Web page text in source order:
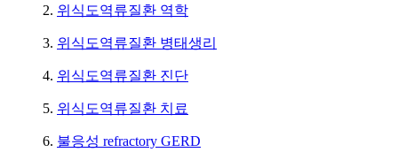
2. 위식도역류질환 역학
3. 위식도역류질환 병태생리
4. 위식도역류질환 진단
5. 위식도역류질환 치료
6. 불응성 refractory GERD